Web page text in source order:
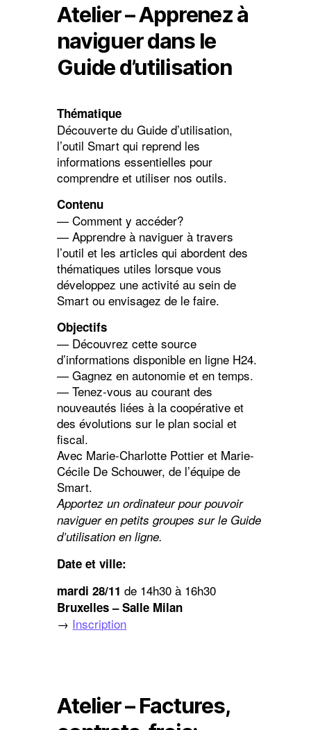
Atelier – Apprenez à
naviguer dans le
Guide d’utilisation
Thématique
Découverte du Guide d’utilisation,
l’outil Smart qui reprend les
informations essentielles pour
comprendre et utiliser nos outils.
Contenu
— Comment y accéder?
— Apprendre à naviguer à travers
l’outil et les articles qui abordent des
thématiques utiles lorsque vous
développez une activité au sein de
Smart ou envisagez de le faire.
Objectifs
— Découvrez cette source
d’informations disponible en ligne H24.
— Gagnez en autonomie et en temps.
— Tenez-vous au courant des
nouveautés liées à la coopérative et
des évolutions sur le plan social et
fiscal.
Avec Marie-Charlotte Pottier et Marie-
Cécile De Schouwer, de l’équipe de
Smart.
Apportez un ordinateur pour pouvoir
naviguer en petits groupes sur le Guide
d’utilisation en ligne.
Date et ville:
mardi 28/11de 14h30 à 16h30
Bruxelles – Salle Milan
→ Inscription
Atelier – Factures,